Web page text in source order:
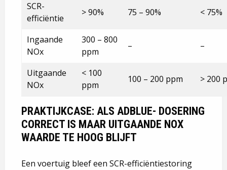
SCR-
efficiëntie
> 90% 75 – 90% < 75%
Ingaande
NOx
300 – 800
ppm
– –
Uitgaande
NOx
< 100
ppm
100 – 200 ppm > 200
PRAKTIJKCASE: ALS ADBLUE- DOSERING
CORRECT IS MAAR UITGAANDE NOX
WAARDE TE HOOG BLIJFT
Een voertuig bleef een SCR-efficiëntiestoring